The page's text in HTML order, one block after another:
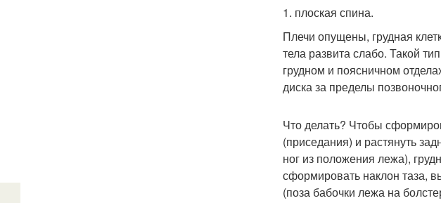
1. плоская спина.
Плечи опущены, грудная
тела развита слабо. Такой
грудном и поясничном
диска за пределы
Что делать? Чтобы
(приседания) и растянуть
ног из положения лежа),
сформировать наклон таза,
(поза бабочки лежа на